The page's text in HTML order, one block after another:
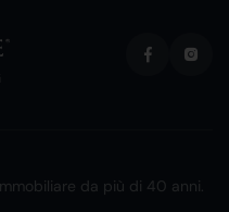
da più di 40 anni.